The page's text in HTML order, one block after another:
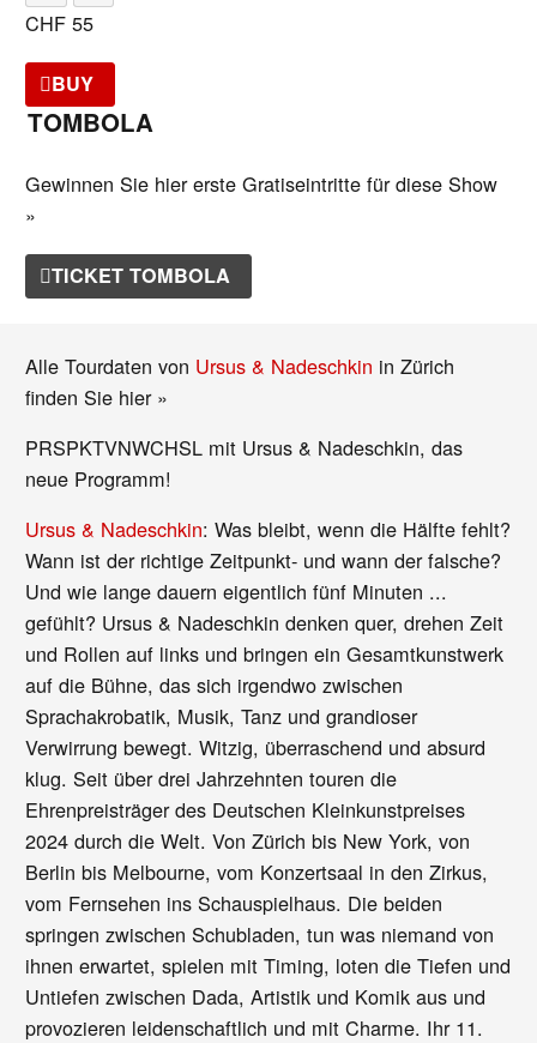
CHF 55
BUY
TOMBOLA
Gewinnen Sie hier erste Gratiseintritte für diese Show
»
TICKET TOMBOLA
Alle Tourdaten von Ursus & Nadeschkin in Zürich
finden Sie hier »
PRSPKTVNWCHSL mit Ursus & Nadeschkin, das
neue Programm!
Ursus & Nadeschkin: Was bleibt, wenn die Hälfte fehlt?
Wann ist der richtige Zeitpunkt- und wann der falsche?
Und wie lange dauern eigentlich fünf Minuten ...
gefühlt? Ursus & Nadeschkin denken quer, drehen Zeit
und Rollen auf links und bringen ein Gesamtkunstwerk
auf die Bühne, das sich irgendwo zwischen
Sprachakrobatik, Musik, Tanz und grandioser
Verwirrung bewegt. Witzig, überraschend und absurd
klug. Seit über drei Jahrzehnten touren die
Ehrenpreisträger des Deutschen Kleinkunstpreises
2024 durch die Welt. Von Zürich bis New York, von
Berlin bis Melbourne, vom Konzertsaal in den Zirkus,
vom Fernsehen ins Schauspielhaus. Die beiden
springen zwischen Schubladen, tun was niemand von
ihnen erwartet, spielen mit Timing, loten die Tiefen und
Untiefen zwischen Dada, Artistik und Komik aus und
provozieren leidenschaftlich und mit Charme. Ihr 11.